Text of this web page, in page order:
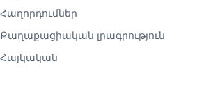
Հաղորդումներ
Քաղաքացիական լրագրություն
Հայկական